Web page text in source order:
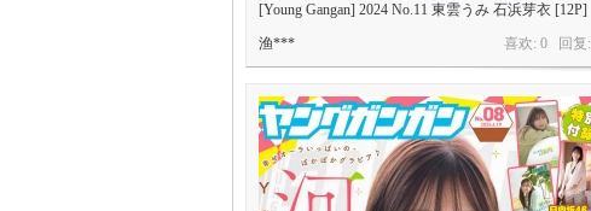
[Young Gangan] 2024 No.11 東雲うみ 石浜芽衣 [12P]
喜欢: 0 回复:
渔***